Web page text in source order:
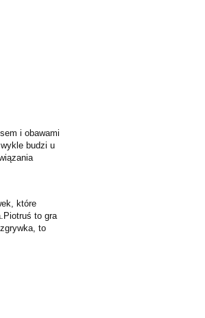
i obawami
budzi u
które
to gra
to